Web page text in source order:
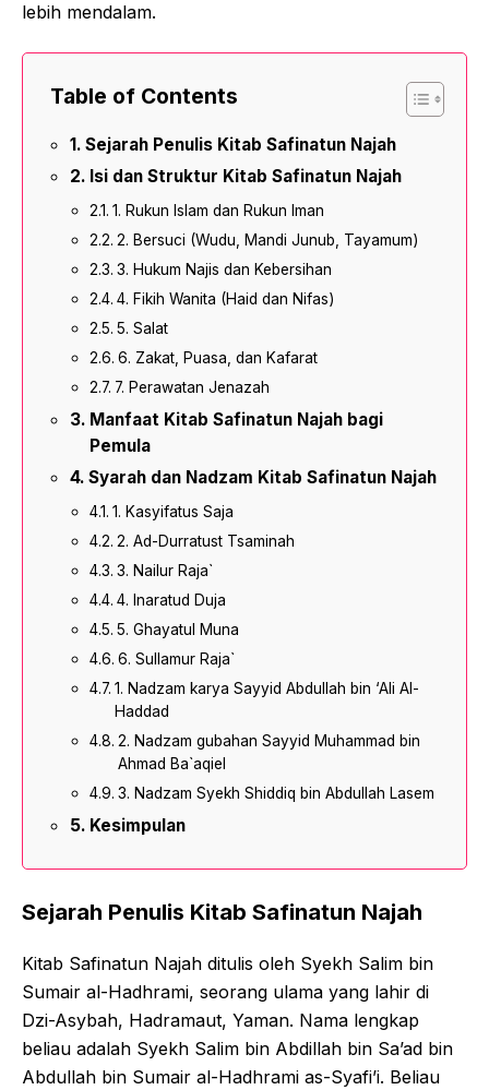
lebih mendalam.
Table of Contents
Sejarah Penulis Kitab Safinatun Najah
Isi dan Struktur Kitab Safinatun Najah
1. Rukun Islam dan Rukun Iman
2. Bersuci (Wudu, Mandi Junub, Tayamum)
3. Hukum Najis dan Kebersihan
4. Fikih Wanita (Haid dan Nifas)
5. Salat
6. Zakat, Puasa, dan Kafarat
7. Perawatan Jenazah
Manfaat Kitab Safinatun Najah bagi
Pemula
Syarah dan Nadzam Kitab Safinatun Najah
1. Kasyifatus Saja
2. Ad-Durratust Tsaminah
3. Nailur Raja`
4. Inaratud Duja
5. Ghayatul Muna
6. Sullamur Raja`
1. Nadzam karya Sayyid Abdullah bin ‘Ali Al-
Haddad
2. Nadzam gubahan Sayyid Muhammad bin
Ahmad Ba`aqiel
3. Nadzam Syekh Shiddiq bin Abdullah Lasem
Kesimpulan
Sejarah Penulis Kitab Safinatun Najah
Kitab Safinatun Najah ditulis oleh Syekh Salim bin
Sumair al-Hadhrami, seorang ulama yang lahir di
Dzi-Asybah, Hadramaut, Yaman. Nama lengkap
beliau adalah Syekh Salim bin Abdillah bin Sa’ad bin
Abdullah bin Sumair al-Hadhrami as-Syafi’i. Beliau